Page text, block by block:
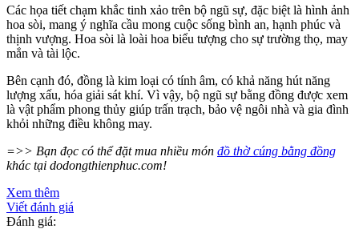
Các họa tiết chạm khắc tinh xảo trên bộ ngũ sự, đặc biệt là hình ảnh
hoa sòi, mang ý nghĩa cầu mong cuộc sống bình an, hạnh phúc và
thịnh vượng. Hoa sòi là loài hoa biểu tượng cho sự trường thọ, may
mắn và tài lộc.
Bên cạnh đó, đồng là kim loại có tính âm, có khả năng hút năng
lượng xấu, hóa giải sát khí. Vì vậy, bộ ngũ sự bằng đồng được xem
là vật phẩm phong thủy giúp trấn trạch, bảo vệ ngôi nhà và gia đình
khỏi những điều không may.
=>> Bạn đọc có thể đặt mua nhiều món đồ thờ cúng bằng đồng
khác tại dodongthienphuc.com!
Xem thêm
Viết đánh giá
Đánh giá: